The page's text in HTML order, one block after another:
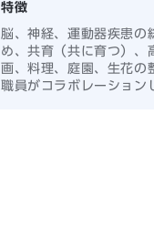
特徴
脳、神経、運動器疾患の
め、共育（共に育つ）、
画、料理、庭園、生花の
職員がコラボレーション